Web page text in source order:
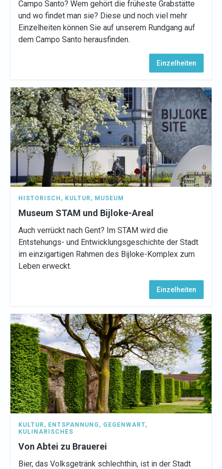
Campo Santo? Wem gehört die früheste Grabstätte
und wo findet man sie? Diese und noch viel mehr
Einzelheiten können Sie auf unserem Rundgang auf
dem Campo Santo herausfinden.
Einzelheiten
HISTORISCH , KULTUR , MUSEUM
Museum STAM und Bijloke-Areal
Auch verrückt nach Gent? Im STAM wird die
Entstehungs- und Entwicklungsgeschichte der Stadt
im einzigartigen Rahmen des Bijloke-Komplex zum
Leben erweckt.
Einzelheiten
KULTUR , ENTSPANNUNG , GEGENWART,
KULINARISCHES
Von Abtei zu Brauerei
Bier, das Volksgetränk schlechthin, ist in der Stadt